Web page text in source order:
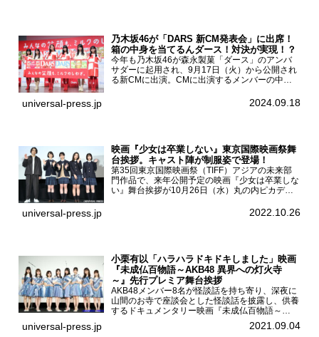
乃木坂46が「DARS 新CM発表会」に出席！
箱の中身を当てるんダース！対決が実現！？
今年も乃木坂46が森永製菓「ダース」のアンバ
サダーに起用され、9月17日（火）から公開され
る新CMに出演。CMに出演するメンバーの中か
一ノ瀬美空、菅原咲月が都内にて開催された
universal-press.jp 2024.09.18
映画『少女は卒業しない』東京国際映画祭舞
台挨拶。キャスト陣が制服姿で登場！
第35回東京国際映画祭（TIFF）アジアの未来部
門作品で、来年公開予定の映画『少女は卒業しな
い』舞台挨拶が10月26日（水）丸の内ピカデリ
宮山莉渚、中井友望、監督の中川駿が登壇。映画
universal-press.jp 2022.10.26
小栗有以「ハラハラドキドキしました」映画
『未成仏百物語～AKB48 異界への灯火寺
～』先行プレミア舞台挨拶
AKB48メンバー8名が怪談話を持ち寄り、深夜に
山間のお寺で座談会とした怪談話を披露し、供養
するドキュメンタリー映画『未成仏百物語～
AKB48異界への灯火寺～』の先行プレミア舞台
挨拶が東京・ユナイテッド・シネマ豊洲で開催さ
universal-press.jp 2021.09.04